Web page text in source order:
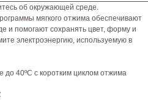
об окружающей среде.
мягкого отжима обеспечивают
и помогают сохранять цвет, форму и
электроэнергию, используемую в
40ºC с коротким циклом отжима